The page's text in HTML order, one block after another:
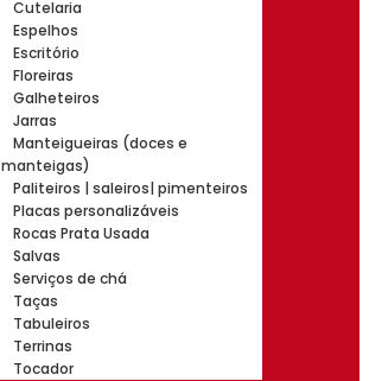
Cutelaria
Espelhos
Escritório
Floreiras
Galheteiros
Jarras
Manteigueiras (doces e
manteigas)
Paliteiros | saleiros| pimenteiros
Placas personalizáveis
Rocas Prata Usada
Salvas
Serviços de chá
Taças
Tabuleiros
Terrinas
Tocador